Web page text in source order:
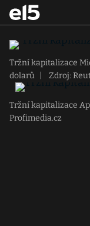
Tržní kapitalizace
dolarů
Zdroj:
Tržní kapitalizace
Profimedia.cz